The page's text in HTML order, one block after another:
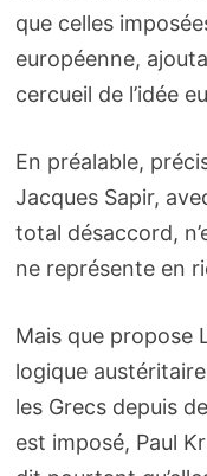
que celles
européenne,
cercueil de l’idée
En préalable,
Jacques Sapir,
total désaccord,
ne représente en
Mais que propose
logique
les Grecs depuis
est imposé, Paul